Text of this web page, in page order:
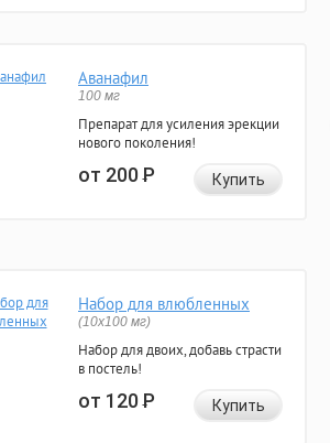
Аванафил
100 мг
Препарат для усиления эрекции
нового поколения!
от 200Р Купить
Набор для влюбленных
(10х100 мг)
Набор для двоих, добавь страсти
в постель!
от 120Р Купить